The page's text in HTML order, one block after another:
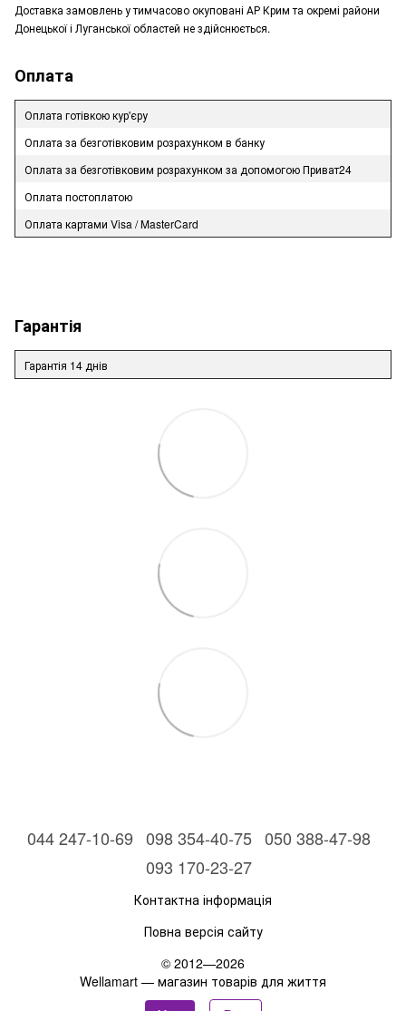
Доставка замовлень у тимчасово окуповані АР Крим та окремі райони
Донецької і Луганської областей не здійснюється.
Оплата
Оплата готівкою кур'єру
Оплата за безготівковим розрахунком в банку
Оплата за безготівковим розрахунком за допомогою Приват24
Оплата постоплатою
Оплата картами Visa / MasterCard
Гарантія
Гарантія 14 днів
044 247-10-69 098 354-40-75 050 388-47-98
093 170-23-27
Контактна інформація
Повна версія сайту
© 2012—2026
Wellamart — магазин товарів для життя